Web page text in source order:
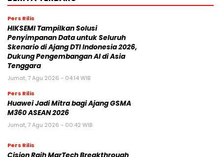
Pers Rilis
HIKSEMI Tampilkan Solusi
Penyimpanan Data untuk Seluruh
Skenario di Ajang DTI Indonesia 2026,
Dukung Pengembangan AI di Asia
Tenggara
Jumat, 7 Agu 2026 - 04:14 WIB
Pers Rilis
Huawei Jadi Mitra bagi Ajang GSMA
M360 ASEAN 2026
Jumat, 7 Agu 2026 - 00:42 WIB
Pers Rilis